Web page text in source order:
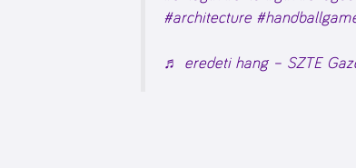
#architecture
♬ eredeti hang – SZTE